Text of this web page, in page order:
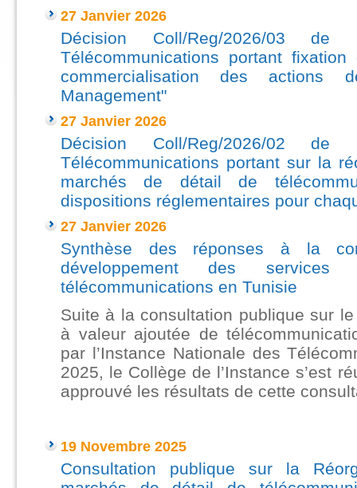
27 Janvier 2026
Décision Coll/Reg/2026/03 de
Télécommunications portant
commercialisation des actions
Management"
27 Janvier 2026
Décision Coll/Reg/2026/02 de
Télécommunications portant sur la
marchés de détail de
dispositions réglementaires pour
27 Janvier 2026
Synthèse des réponses à la
développement des
télécommunications en Tunisie
Suite à la consultation publique sur
à valeur ajoutée de
par l’Instance Nationale des
2025, le Collège de l’Instance s’est
approuvé les résultats de cette
19 Novembre 2025
Consultation publique sur la